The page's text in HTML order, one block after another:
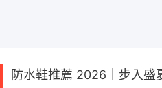
防水鞋推薦 2026｜步入盛